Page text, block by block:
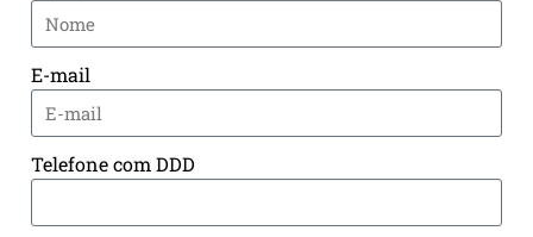
E-mail
Telefone com DDD